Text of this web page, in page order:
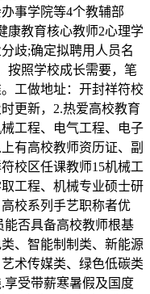
事学院等4个教辅部
康教育核心教师2心理学
歧;确定拟聘用人员名
按照学校成长需要，笔
工做地址：开封祥符校
更新，2.热爱高校教育
工程、电气工程、电子
有高校教师资历证、副
校区任课教师15机械工
工程、机械专业硕士研
校系列手艺职称者优
能否具备高校教师根基
、智能制制类、新能源
术传媒类、绿色低碳类
享受带薪寒暑假及国度